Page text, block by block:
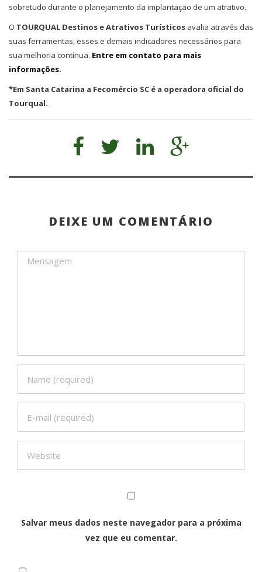
sobretudo durante o planejamento da implantação de um atrativo.
O TOURQUAL Destinos e Atrativos Turísticos avalia através das
suas ferramentas, esses e demais indicadores necessários para
sua melhoria contínua. Entre em contato para mais
informações.
*Em Santa Catarina a Fecomércio SC é a operadora oficial do
Tourqual.
DEIXE UM COMENTÁRIO
Salvar meus dados neste navegador para a próxima
vez que eu comentar.